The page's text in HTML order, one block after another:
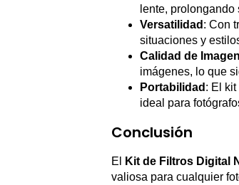
lente, prolongando
Versatilidad : Con
situaciones y
Calidad de Imagen
imágenes, lo que
Portabilidad : El
ideal para
Conclusión
El Kit de Filtros Digital
valiosa para cualquier